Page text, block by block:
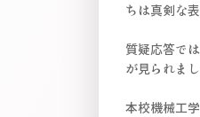
ちは真剣な
質疑応答で
が見られま
本校機械工